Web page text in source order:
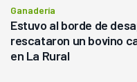
Ganadería
Estuvo al borde de
rescataron un bovino
en La Rural